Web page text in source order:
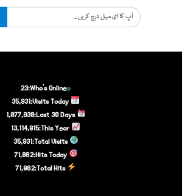
Who's Online:
23
Visits Today:
35,931
Last 30 Days:
1,077,930
13,114,815
Total Visits:
35,931
Hits Today:
71,862
Total Hits:
71,862